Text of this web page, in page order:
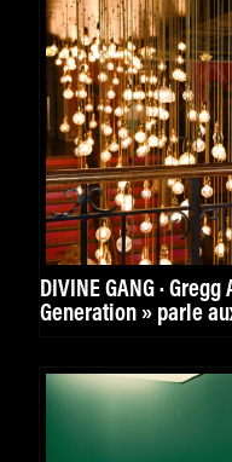
DIVINE GANG ·
Generation » parle